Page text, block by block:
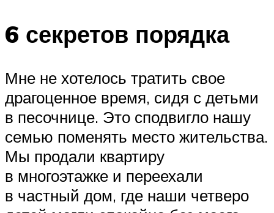
6 секретов порядка
Мне не хотелось тратить свое
драгоценное время, сидя с детьми
в песочнице. Это сподвигло нашу
семью поменять место жительства.
Мы продали квартиру
в многоэтажке и переехали
в частный дом, где наши четверо